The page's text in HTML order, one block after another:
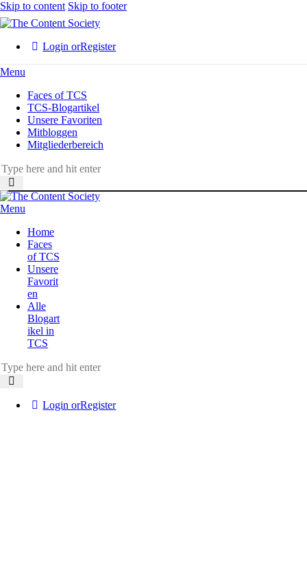
Skip to content Skip to footer
Login orRegister
Menu
Faces of TCS
TCS-Blogartikel
Unsere Favoriten
Mitbloggen
Mitgliederbereich
Menu
Home
Faces
of TCS
Unsere
Favorit
en
Alle
Blogart
ikel in
TCS
Login orRegister